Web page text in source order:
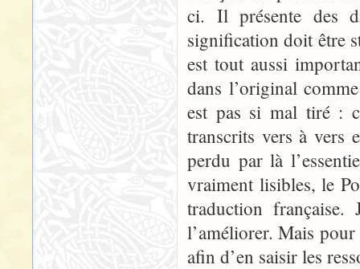
ci. Il présente des
signification doit être
est tout aussi
dans l’original
est pas si mal tiré :
transcrits vers à vers
perdu par là
vraiment lisibles, le
traduction française.
l’améliorer. Mais
afin d’en saisir les